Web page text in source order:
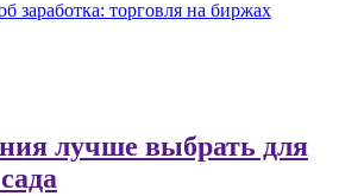
заработка: торговля на биржах
лучше выбрать для